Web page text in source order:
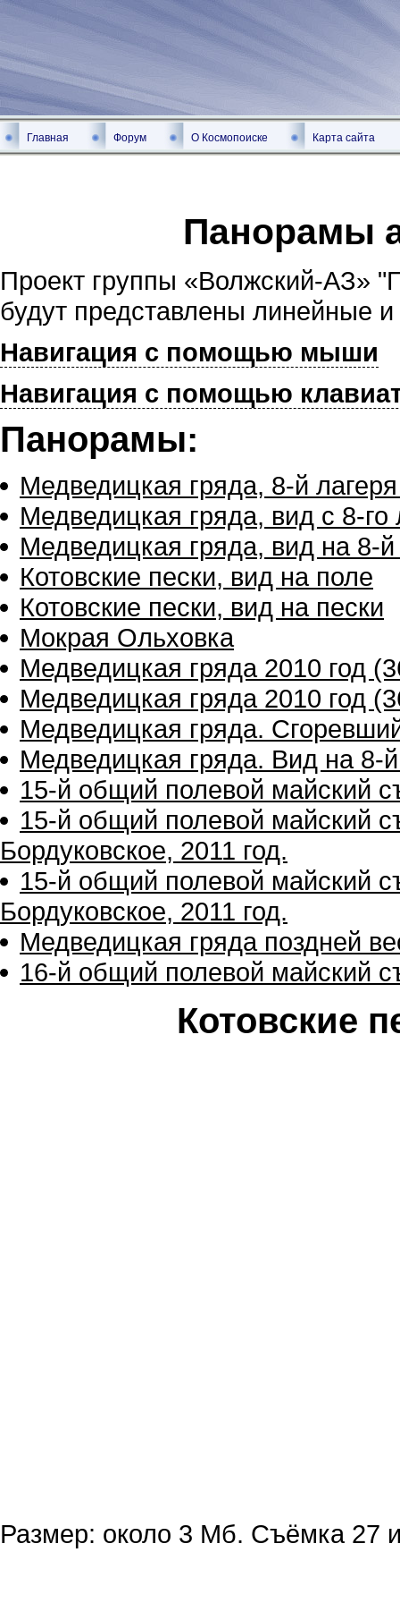
Главная Форум О Космопоиске Карта сайта
Панорамы
Проект группы «Волжский-АЗ»
будут представлены линейные
Навигация с помощью мыши
Навигация с помощью
Панорамы:
Медведицкая гряда, 8-й
Медведицкая гряда, вид с 8-
Медведицкая гряда, вид на 8-
Котовские пески, вид на поле
Котовские пески, вид на пески
Мокрая Ольховка
Медведицкая гряда 2010 год
Медведицкая гряда 2010 год
Медведицкая гряда.
Медведицкая гряда. Вид на 8-
15-й общий полевой майский
15-й общий полевой майский
Бордуковское, 2011 год.
15-й общий полевой майский
Бордуковское, 2011 год.
Медведицкая гряда поздней
16-й общий полевой майский
Котовские
Размер: около 3 Мб. Съёмка 27